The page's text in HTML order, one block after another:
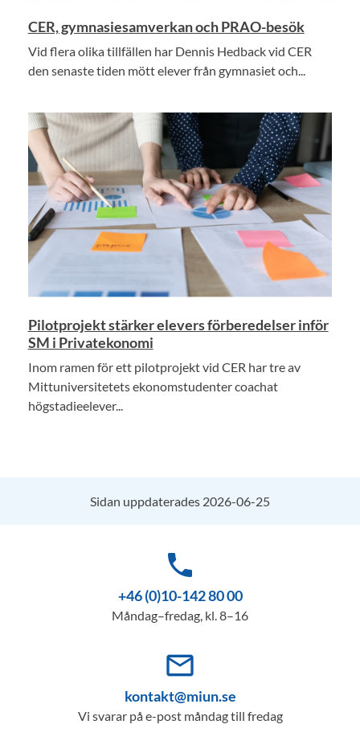
CER, gymnasiesamverkan och PRAO-besök
Vid flera olika tillfällen har Dennis Hedback vid CER
den senaste tiden mött elever från gymnasiet och...
Pilotprojekt stärker elevers förberedelser inför
SM i Privatekonomi
Inom ramen för ett pilotprojekt vid CER har tre av
Mittuniversitetets ekonomstudenter coachat
högstadieelever...
Sidan uppdaterades 2026-06-25
phone
+46 (0)10-142 80 00
Måndag–fredag, kl. 8–16
mail_outline
kontakt@miun.se
Vi svarar på e-post måndag till fredag